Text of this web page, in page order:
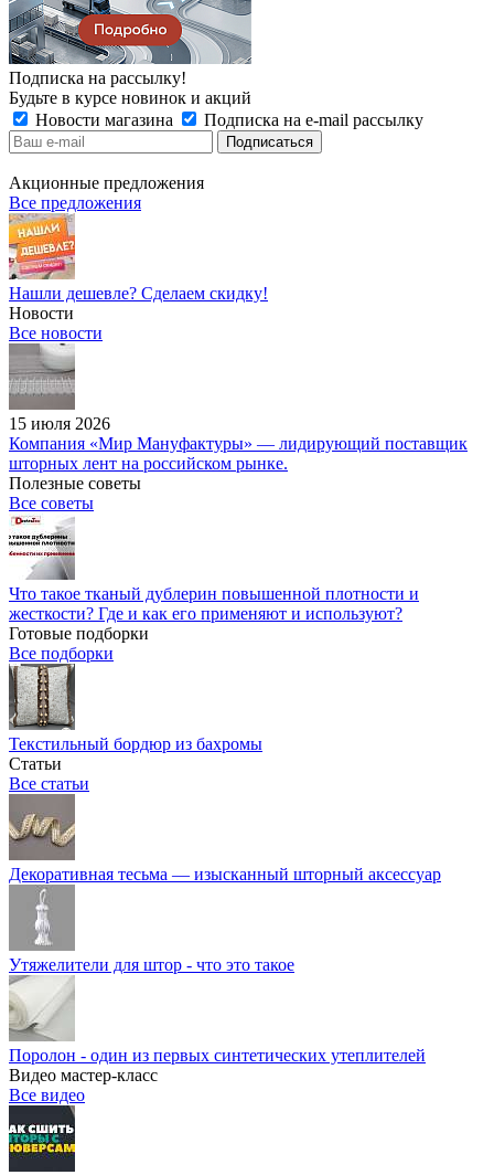
Подписка на рассылку!
Будьте в курсе новинок и акций
Новости магазина
Подписка на e-mail рассылку
Акционные предложения
Все предложения
Нашли дешевле? Сделаем скидку!
Новости
Все новости
15 июля 2026
Компания «Мир Мануфактуры» — лидирующий поставщик
шторных лент на российском рынке.
Полезные советы
Все советы
Что такое тканый дублерин повышенной плотности и
жесткости? Где и как его применяют и используют?
Готовые подборки
Все подборки
Текстильный бордюр из бахромы
Статьи
Все статьи
Декоративная тесьма — изысканный шторный аксессуар
Утяжелители для штор - что это такое
Поролон - один из первых синтетических утеплителей
Видео мастер-класс
Все видео